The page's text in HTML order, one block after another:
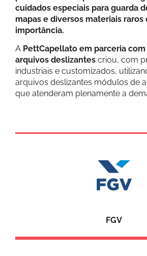
cuidados especiais para guarda
mapas e diversos materiais
importância.
A PettCapellato em parceria com
arquivos deslizantes criou, com
industriais e customizados,
arquivos deslizantes módulos de
que atenderam plenamente a
FGV